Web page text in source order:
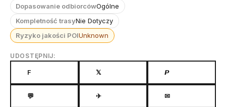
Dopasowanie odbiorcówOgólne
Kompletność trasyNie Dotyczy
Ryzyko jakości POIUnknown
UDOSTĘPNIJ:
F 𝕏 𝙋
💬 ✈ ✉